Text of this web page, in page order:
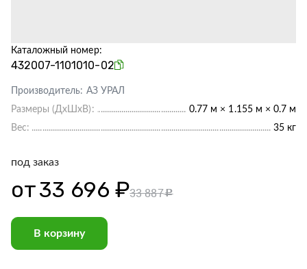
Каталожный номер:
432007-1101010-02
Производитель: АЗ УРАЛ
Размеры (ДхШхВ):
0.77 м × 1.155 м × 0.7 м
Вес:
35 кг
под заказ
от33 696 ₽33 887c
В корзину